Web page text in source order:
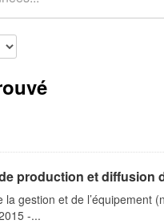
production et diffusion
gestion et de
-...